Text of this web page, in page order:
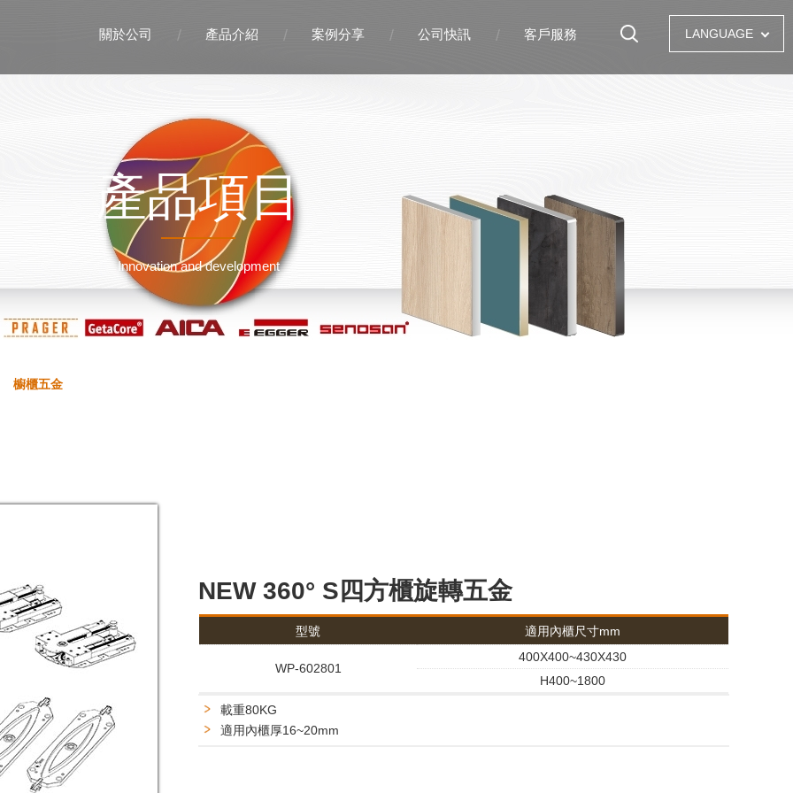
關於公司 產品介紹 案例分享 公司快訊 客戶服務 LANGUAGE
產品項目
Innovation and development
櫥櫃五金
NEW 360° S四方櫃旋轉五金
型號 適用內櫃尺寸mm
WP-602801
400X400~430X430
H400~1800
載重80KG
適用內櫃厚16~20mm